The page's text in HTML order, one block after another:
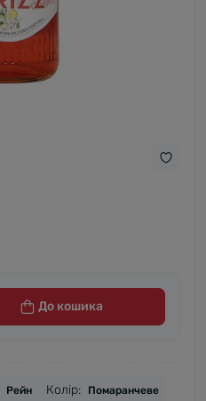
До кошика
Рейн Колір: Помаранчеве